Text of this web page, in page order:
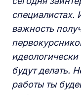
специалистах.
важность
будут делать.
работы ты